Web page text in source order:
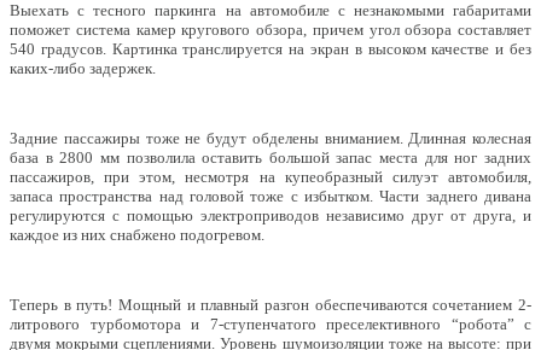
Выехать с тесного паркинга на автомобиле с незнакомыми габаритами
поможет система камер кругового обзора, причем угол обзора составляет
540 градусов. Картинка транслируется на экран в высоком качестве и без
каких-либо задержек.
Задние пассажиры тоже не будут обделены вниманием. Длинная колесная
база в 2800 мм позволила оставить большой запас места для ног задних
пассажиров, при этом, несмотря на купеобразный силуэт автомобиля,
запаса пространства над головой тоже с избытком. Части заднего дивана
регулируются с помощью электроприводов независимо друг от друга, и
каждое из них снабжено подогревом.
Теперь в путь! Мощный и плавный разгон обеспечиваются сочетанием 2-
литрового турбомотора и 7-ступенчатого преселективного “робота” с
двумя мокрыми сцеплениями. Уровень шумоизоляции тоже на высоте: при